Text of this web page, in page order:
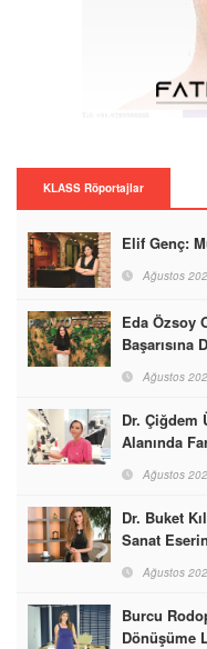
KLASS Röportajlar
Elif Genç:
Ağustos
Eda Özsoy
Başarısına
Ağustos
Dr. Çiğdem
Alanında
Ağustos
Dr. Buket
Sanat
Ağustos
Burcu
Dönüşüme